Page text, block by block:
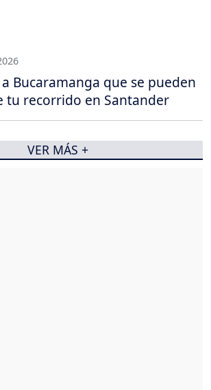
Bucaramanga que se pueden
tu recorrido en Santander
VER MÁS +